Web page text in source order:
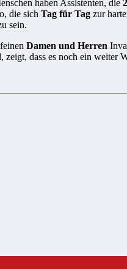
haben Assistenten, die
die sich Tag für Tag zur
sein.
Damen und Herren
zeigt, dass es noch ein weiter